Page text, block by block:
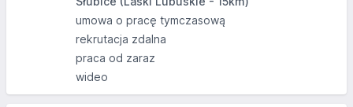
umowa o pracę tymczasową
rekrutacja zdalna
praca od zaraz
wideo